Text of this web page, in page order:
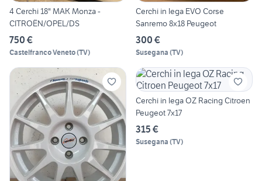
4 Cerchi 18" MAK Monza -
CITROËN/OPEL/DS
750 €
Castelfranco Veneto(TV)
Cerchi in lega EVO Corse
Sanremo 8x18 Peugeot
300 €
Susegana (TV)
Cerchi in lega OZ Racing Citroen
Peugeot 7x17
315 €
Susegana (TV)